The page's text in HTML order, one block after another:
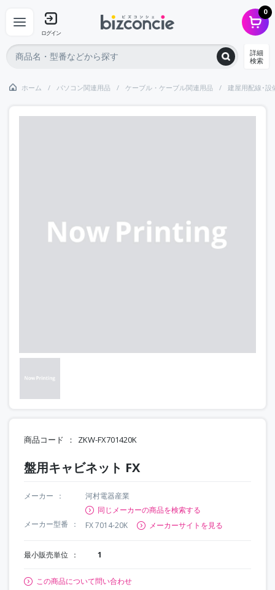
ログイン
0
詳細
検索
ホーム パソコン関連用品 ケーブル・ケーブル関連用品 建屋用配線･設
商品コード ZKW-FX701420K
盤用キャビネット FX
メーカー
河村電器産業
同じメーカーの商品を検索する
メーカー型番
FX 7014-20K メーカーサイトを見る
最小販売単位 1
この商品について問い合わせ